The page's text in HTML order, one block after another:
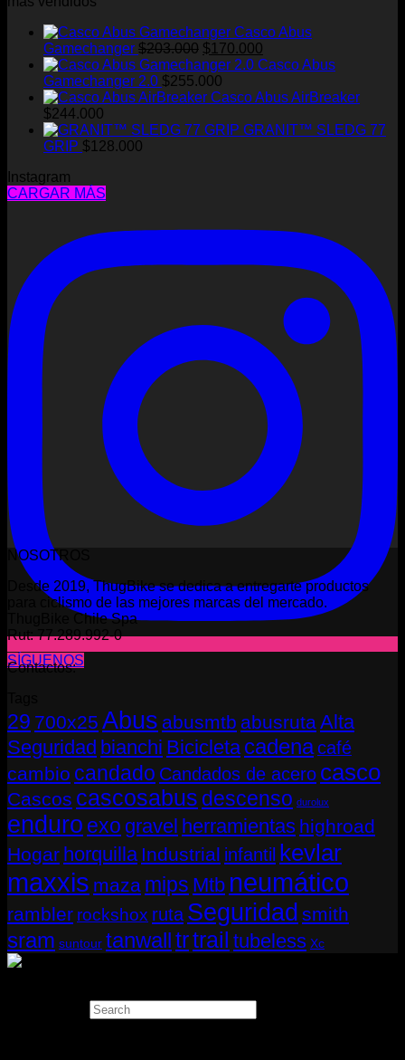
Casco Abus
Gamechanger $203.000 El
precio
original
era:
$170.000
precio
es:
Casco Abus
Gamechanger 2.0 $255.000
Casco Abus AirBreaker
$244.000
GRANIT™ SLEDG 77
GRIP $128.000
Instagram
CARGAR MÁS
SÍGUENOS
NOSOTROS
Desde 2019, ThugBike se dedica a entregarte productos
para ciclismo de las mejores marcas del mercado.
ThugBike Chile Spa
Rut: 77.289.992-0
Contactos:
29 700x25 Abus abusmtb abusrutaAlta
Seguridad bianchi Bicicleta cadenacafé
cambio candado Candados de acero casco
Cascos cascosabus descenso durolux
enduro exo gravel herramientas highroad
Hogar horquilla Industrial infantil kevlar
maxxis maza mips Mtb neumático
rambler rockshox ruta Seguridad smith
sram suntour tanwalltrtrail tubeless Xc